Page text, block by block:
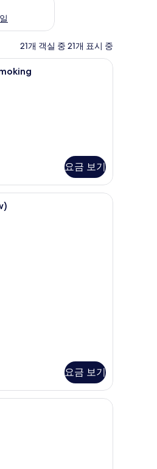
21개 객실 중 21개 표시 중
급 침구, 오리/거위털 이불, 책상, 노트북 작
요금 보기
포트 더블룸, 금연 (No view) | 고급 침구, 오
요금 보기
윈룸 (Excellent) | 고급 침구, 오리/거위털 이